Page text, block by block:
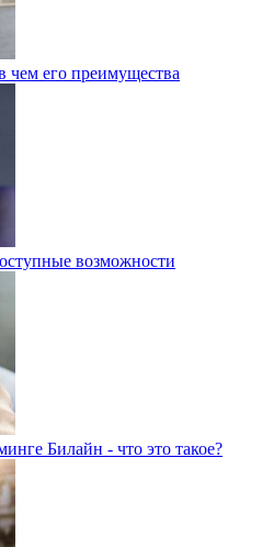
чем его преимущества
возможности
Билайн - что это такое?